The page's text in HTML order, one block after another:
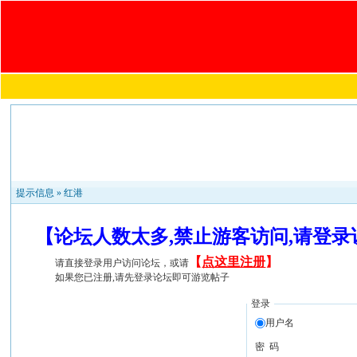
提示信息 »红港
【论坛人数太多,禁止游客访问,请登
请直接登录用户访问论坛，或请 【 点这里注册】
如果您已注册,请先登录论坛即可游览帖子
登录
用户名
密 码